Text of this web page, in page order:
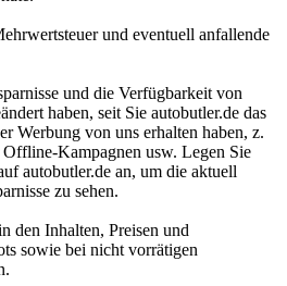
und eventuell anfallende
und die Verfügbarkeit von
haben, seit Sie autobutler.de das
Werbung von uns erhalten haben, z.
Kampagnen usw. Legen Sie
autobutler.de an, um die aktuell
zu sehen.
den Inhalten, Preisen und
sowie bei nicht vorrätigen